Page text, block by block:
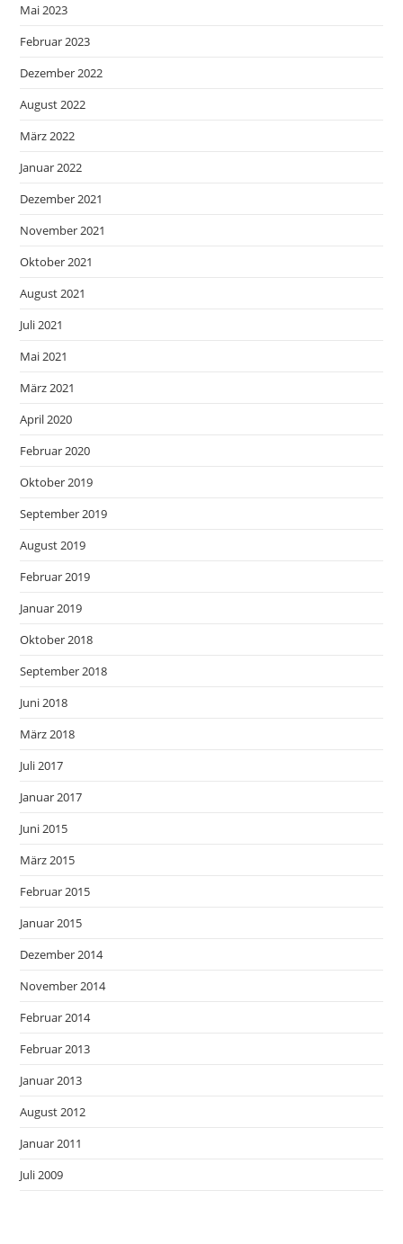
Mai 2023
Februar 2023
Dezember 2022
August 2022
März 2022
Januar 2022
Dezember 2021
November 2021
Oktober 2021
August 2021
Juli 2021
Mai 2021
März 2021
April 2020
Februar 2020
Oktober 2019
September 2019
August 2019
Februar 2019
Januar 2019
Oktober 2018
September 2018
Juni 2018
März 2018
Juli 2017
Januar 2017
Juni 2015
März 2015
Februar 2015
Januar 2015
Dezember 2014
November 2014
Februar 2014
Februar 2013
Januar 2013
August 2012
Januar 2011
Juli 2009